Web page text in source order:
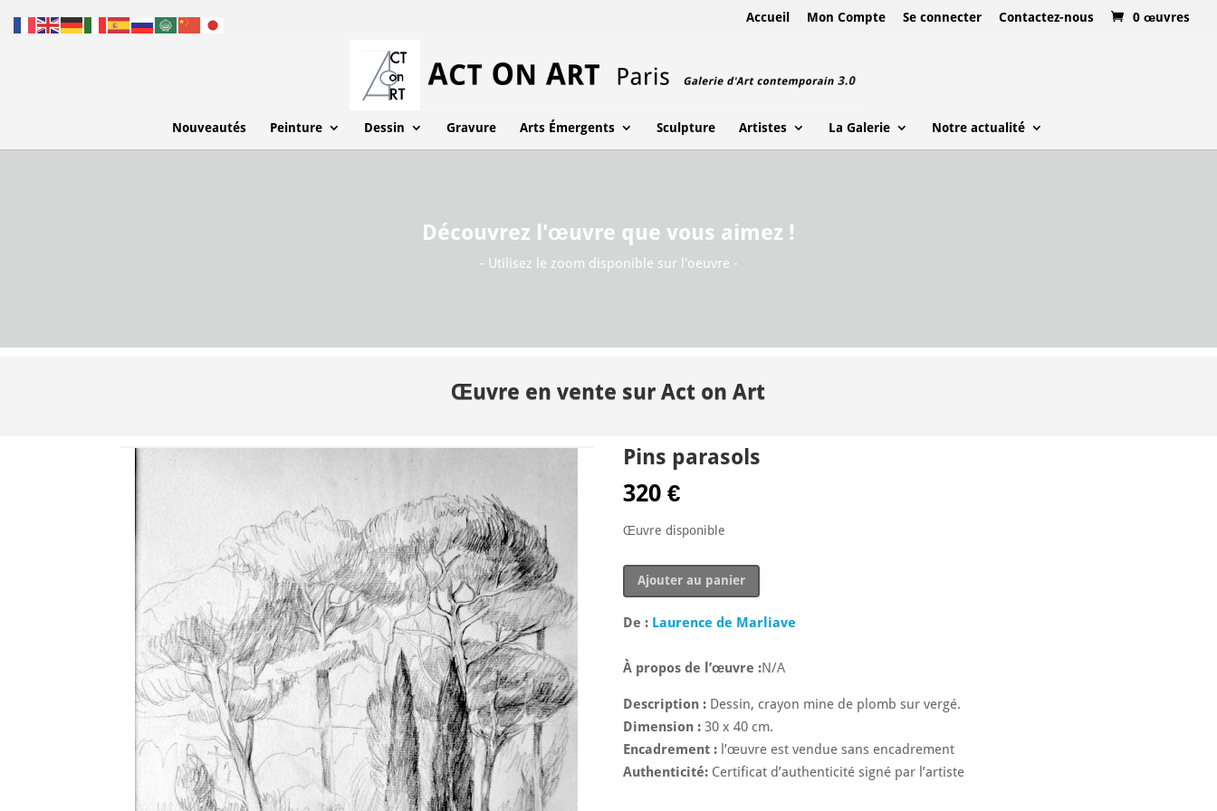
Accueil Mon Compte Se connecter Contactez-nous 0 œuvres
Nouveautés Peinture Dessin Gravure Arts Émergents Sculpture Artistes La Galerie Notre actualité
Découvrez l'œuvre que vous aimez !
- Utilisez le zoom disponible sur l'oeuvre -
Œuvre en vente sur Act on Art
Pins parasols
320€
Œuvre disponible
quantité
de
parasols
Ajouter au panier
De : Laurence de Marliave
À propos de l’œuvre :N/A
Description : Dessin, crayon mine de plomb sur vergé.
Dimension : 30 x 40 cm.
Encadrement : l’œuvre est vendue sans encadrement
Authenticité: Certificat d’authenticité signé par l’artiste